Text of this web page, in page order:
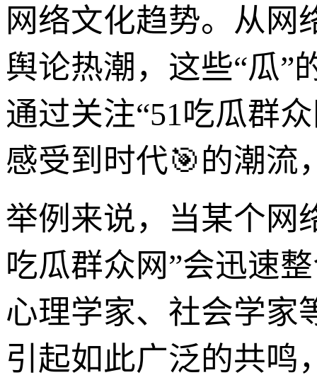
网络文化趋势。从网
舆论热潮，这些“瓜”
通过关注“51吃瓜群
感受到时代🎯的潮流
举例来说，当某个网
吃瓜群众网”会迅速
心理学家、社会学家
引起如此广泛的共鸣